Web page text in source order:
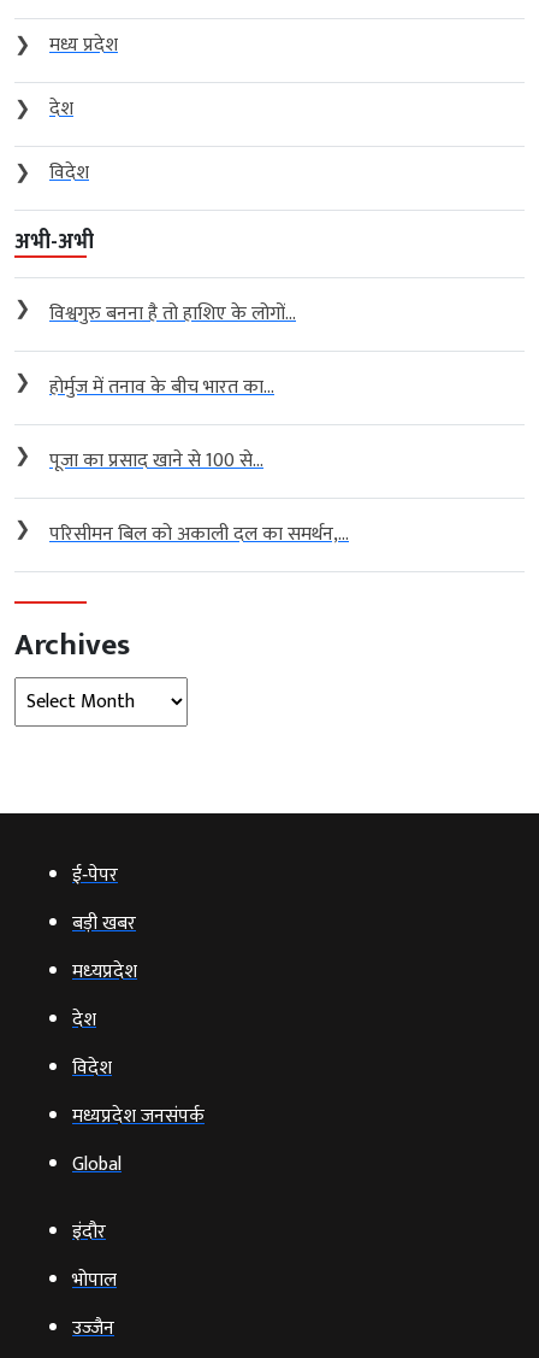
❯
मध्य प्रदेश
❯
देश
❯
विदेश
अभी-अभी
❯ विश्वगुरु बनना है तो हाशिए के लोगों...
❯ होर्मुज में तनाव के बीच भारत का...
❯ पूजा का प्रसाद खाने से 100 से...
❯ परिसीमन बिल को अकाली दल का समर्थन,...
Archives
Archives
ई‑पेपर
बड़ी खबर
मध्‍यप्रदेश
देश
विदेश
मध्यप्रदेश जनसंपर्क
Global
इंदौर
भोपाल
उज्‍जैन